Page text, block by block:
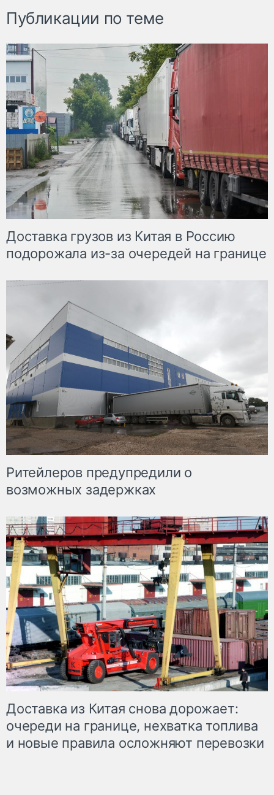
Публикации по теме
Доставка грузов из Китая в Россию
подорожала из-за очередей на границе
Ритейлеров предупредили о
возможных задержках
Доставка из Китая снова дорожает:
очереди на границе, нехватка топлива
и новые правила осложняют перевозки